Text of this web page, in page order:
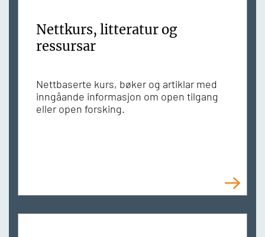
Nettkurs, litteratur og
ressursar
Nettbaserte kurs, bøker og artiklar med
inngåande informasjon om open tilgang
eller open forsking.